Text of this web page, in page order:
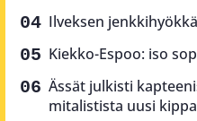
Ilveksen
Kiekko-Espoo: iso
Ässät julkisti
mitalistista uusi